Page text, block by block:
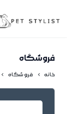
فروشگاه
خانه فروشگاه